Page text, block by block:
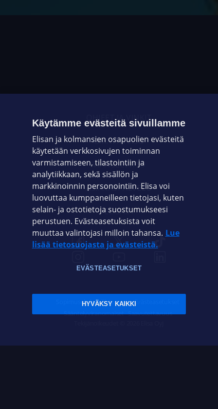
OHJEET JA VINKIT
OMAYHTEISÖ
VIANSELVITYS
ASIAKASPALVELU
ELISA.FI
Sopimusehdot Tietosuoja Evästeasetukset
Sääntelyviranomaiset Saavutettavuus
Käytämme evästeitä sivuillamme
Elisan ja kolmansien osapuolien evästeitä
käytetään verkkosivujen toiminnan
varmistamiseen, tilastointiin ja
analytiikkaan, sekä sisällön ja
markkinoinnin personointiin. Elisa voi
luovuttaa kumppaneilleen tietojasi, kuten
selain- ja ostotietoja suostumukseesi
perustuen. Evästeasetuksista voit
muuttaa valintojasi milloin tahansa. Lue
lisää tietosuojasta ja evästeistä.
EVÄSTEASETUKSET
HYVÄKSY KAIKKI